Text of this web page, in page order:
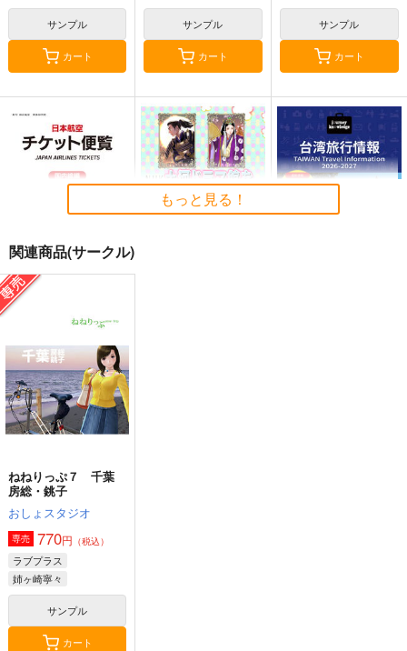
サンプル
カート
サンプル
カート
サンプル
カート
日本航空チケット便
覧 国内線編
1,980円（税込）
評論・研究
サンプル
もっと見る！
関連商品(サークル)
ねねりっぷ７ 千葉
房総・銚子
おしょスタジオ
専売 770円 （税込）
ラブプラス
姉ヶ崎寧々
サンプル
カート